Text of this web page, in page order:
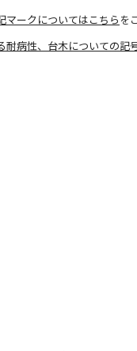
マークについてはこちら を
耐病性、台木についての記